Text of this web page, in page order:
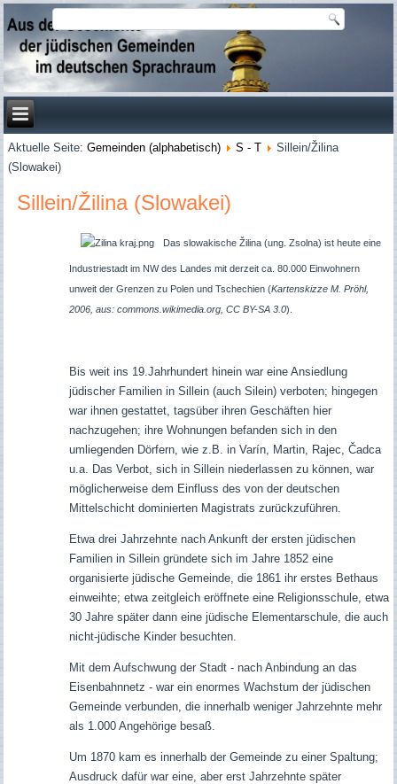
Aktuelle Seite:Gemeinden (alphabetisch) S - T
Sillein/Žilina
(Slowakei)
Sillein/Žilina (Slowakei)
Das slowakische Žilina(ung. Zsolna) ist heute eine
Industriestadt im NW des Landes mit derzeit ca. 80.000 Einwohnern
unweit der Grenzen zu Polen und Tschechien (Kartenskizze M. Pröhl,
2006, aus: commons.wikimedia.org, CC BY-SA 3.0).
Bis weit ins 19.Jahrhundert hinein war eine Ansiedlung
jüdischer Familien in Sillein (auch Silein) verboten; hingegen
war ihnen gestattet, tagsüber ihren Geschäften hier
nachzugehen; ihre Wohnungen befanden sich in den
umliegenden Dörfern, wie z.B. in Varín, Martin, Rajec, Čadca
u.a. Das Verbot, sich in Sillein niederlassen zu können, war
möglicherweise dem Einfluss des von der deutschen
Mittelschicht dominierten Magistrats zurückzuführen.
Etwa drei Jahrzehnte nach Ankunft der ersten jüdischen
Familien in Sillein gründete sich im Jahre 1852 eine
organisierte jüdische Gemeinde, die 1861 ihr erstes Bethaus
einweihte; etwa zeitgleich eröffnete eine Religionsschule, etwa
30 Jahre später dann eine jüdische Elementarschule, die auch
nicht-jüdische Kinder besuchten.
Mit dem Aufschwung der Stadt - nach Anbindung an das
Eisenbahnnetz - war ein enormes Wachstum der jüdischen
Gemeinde verbunden, die innerhalb weniger Jahrzehnte mehr
als 1.000 Angehörige besaß.
Um 1870 kam es innerhalb der Gemeinde zu einer Spaltung;
Ausdruck dafür war eine, aber erst Jahrzehnte später